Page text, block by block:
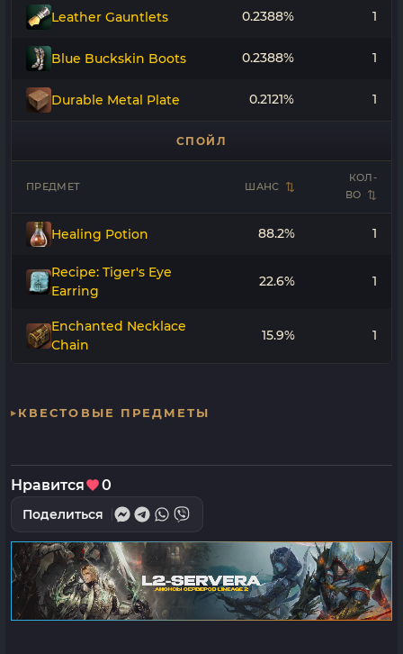
Leather Gauntlets 0.2388% 1
Blue Buckskin Boots 0.2388% 1
Durable Metal Plate 0.2121% 1
СПОЙЛ
ПРЕДМЕТ ШАНС
КОЛ-
ВО
Healing Potion 88.2% 1
Recipe: Tiger's Eye
Earring
22.6% 1
Enchanted Necklace
Chain
15.9% 1
КВЕСТОВЫЕ ПРЕДМЕТЫ
Нравится 0
Поделиться